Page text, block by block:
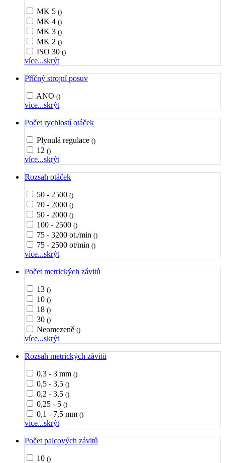
MK 5 ()
MK 4 ()
MK 3 ()
MK 2 ()
ISO 30 ()
více...skrýt
Příčný strojní posuv
ANO ()
více...skrýt
Počet rychlostí otáček
Plynulá regulace ()
12 ()
více...skrýt
Rozsah otáček
50 - 2500 ()
70 - 2000 ()
50 - 2000 ()
100 - 2500 ()
75 - 3200 ot./min ()
75 - 2500 ot/min ()
více...skrýt
Počet metrických závitů
13 ()
10 ()
18 ()
30 ()
Neomezeně ()
více...skrýt
Rozsah metrických závitů
0,3 - 3 mm ()
0,5 - 3,5 ()
0,2 - 3,5 ()
0,25 - 5 ()
0,1 - 7,5 mm ()
více...skrýt
Počet palcových závitů
10 ()